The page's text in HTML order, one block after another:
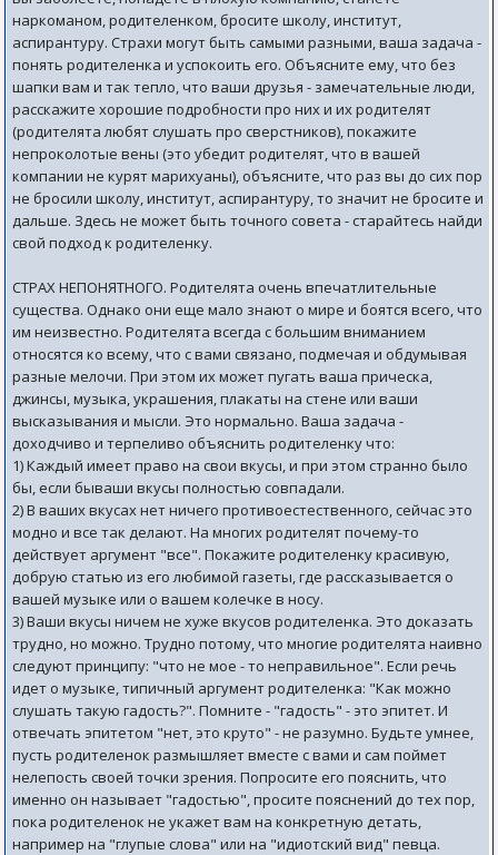
наркоманом, родителенком, бросите школу, институт,
аспирантуру. Страхи могут быть самыми разными, ваша задача -
понять родителенка и успокоить его. Объясните ему, что без
шапки вам и так тепло, что ваши друзья - замечательные люди,
расскажите хорошие подробности про них и их родителят
(родителята любят слушать про сверстников), покажите
непроколотые вены (это убедит родителят, что в вашей
компании не курят марихуаны), объясните, что раз вы до сих пор
не бросили школу, институт, аспирантуру, то значит не бросите и
дальше. Здесь не может быть точного совета - старайтесь найди
свой подход к родителенку.
СТРАХ НЕПОНЯТНОГО. Родителята очень впечатлительные
существа. Однако они еще мало знают о мире и боятся всего, что
им неизвестно. Родителята всегда с большим вниманием
относятся ко всему, что с вами связано, подмечая и обдумывая
разные мелочи. При этом их может пугать ваша прическа,
джинсы, музыка, украшения, плакаты на стене или ваши
высказывания и мысли. Это нормально. Ваша задача -
доходчиво и терпеливо объяснить родителенку что:
1) Каждый имеет право на свои вкусы, и при этом странно было
бы, если бываши вкусы полностью совпадали.
2) В ваших вкусах нет ничего противоестественного, сейчас это
модно и все так делают. На многих родителят почему-то
действует аргумент "все". Покажите родителенку красивую,
добрую статью из его любимой газеты, где рассказывается о
вашей музыке или о вашем колечке в носу.
3) Ваши вкусы ничем не хуже вкусов родителенка. Это доказать
трудно, но можно. Трудно потому, что многие родителята наивно
следуют принципу: "что не мое - то неправильное". Если речь
идет о музыке, типичный аргумент родителенка: "Как можно
слушать такую гадость?". Помните - "гадость" - это эпитет. И
отвечать эпитетом "нет, это круто" - не разумно. Будьте умнее,
пусть родителенок размышляет вместе с вами и сам поймет
нелепость своей точки зрения. Попросите его пояснить, что
именно он называет "гадостью", просите пояснений до тех пор,
пока родителенок не укажет вам на конкретную детать,
например на "глупые слова" или на "идиотский вид" певца.